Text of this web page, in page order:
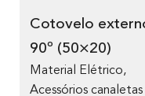
Cotovelo externo
90º (50×20)
Material Elétrico,
Acessórios canaletas